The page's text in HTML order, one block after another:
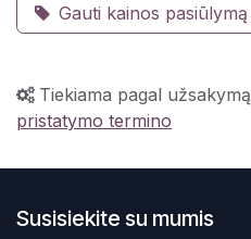
Gauti kainos pasiūlymą
Tiekiama pagal užsakymą
pristatymo termino
Susisiekite su mumis